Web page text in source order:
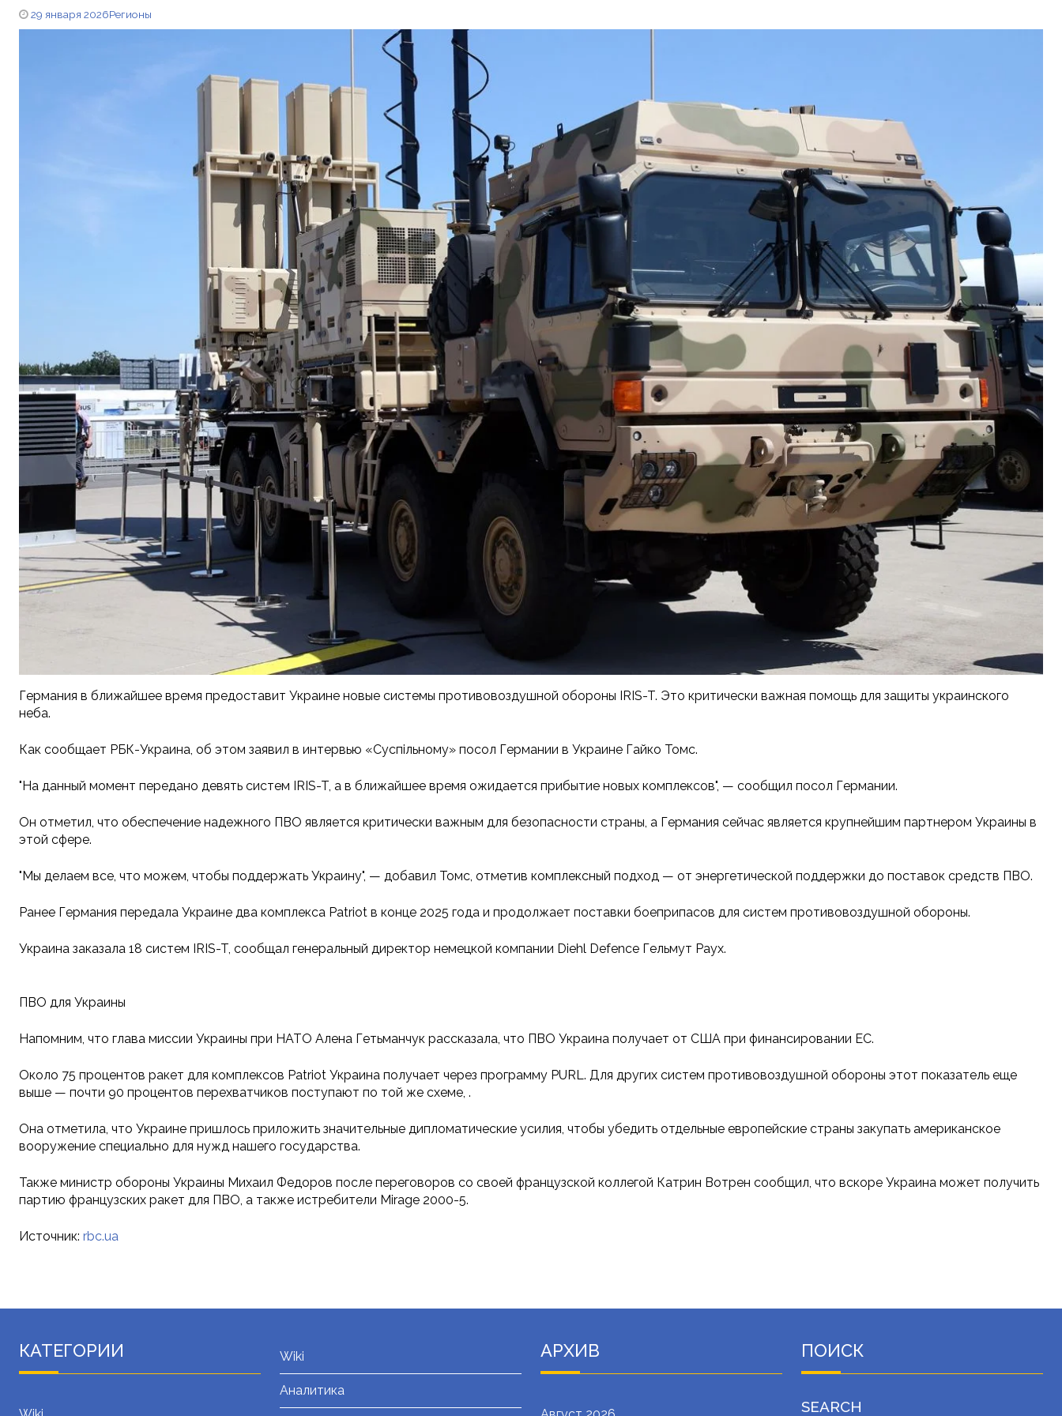
29 января 2026Регионы
Германия в ближайшее время предоставит Украине новые системы противовоздушной обороны IRIS-T. Это критически важная помощь для защиты украинского
неба.
Как сообщает РБК-Украина, об этом заявил в интервью «Суспільному» посол Германии в Украине Гайко Томс.
"На данный момент передано девять систем IRIS-T, а в ближайшее время ожидается прибытие новых комплексов", — сообщил посол Германии.
Он отметил, что обеспечение надежного ПВО является критически важным для безопасности страны, а Германия сейчас является крупнейшим партнером Украины в
этой сфере.
"Мы делаем все, что можем, чтобы поддержать Украину", — добавил Томс, отметив комплексный подход — от энергетической поддержки до поставок средств ПВО.
Ранее Германия передала Украине два комплекса Patriot в конце 2025 года и продолжает поставки боеприпасов для систем противовоздушной обороны.
Украина заказала 18 систем IRIS-T, сообщал генеральный директор немецкой компании Diehl Defence Гельмут Раух.
ПВО для Украины
Напомним, что глава миссии Украины при НАТО Алена Гетьманчук рассказала, что ПВО Украина получает от США при финансировании ЕС.
Около 75 процентов ракет для комплексов Patriot Украина получает через программу PURL. Для других систем противовоздушной обороны этот показатель еще
выше — почти 90 процентов перехватчиков поступают по той же схеме, .
Она отметила, что Украине пришлось приложить значительные дипломатические усилия, чтобы убедить отдельные европейские страны закупать американское
вооружение специально для нужд нашего государства.
Также министр обороны Украины Михаил Федоров после переговоров со своей французской коллегой Катрин Вотрен сообщил, что вскоре Украина может получить
партию французских ракет для ПВО, а также истребители Mirage 2000-5.
Источник: rbc.ua
КАТЕГОРИИ Wiki
Аналитика
АРХИВ ПОИСК
SEARCH